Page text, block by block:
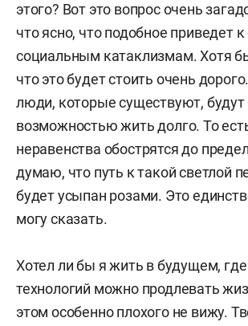
этого? Вот это вопрос очень
что ясно, что подобное приведет
социальным катаклизмам. Хотя
что это будет стоить очень
люди, которые существуют, будут
возможностью жить долго. То
неравенства обострятся до
думаю, что путь к такой светлой
будет усыпан розами. Это
могу сказать.
Хотел ли бы я жить в будущем,
технологий можно продлевать
этом особенно плохого не вижу.